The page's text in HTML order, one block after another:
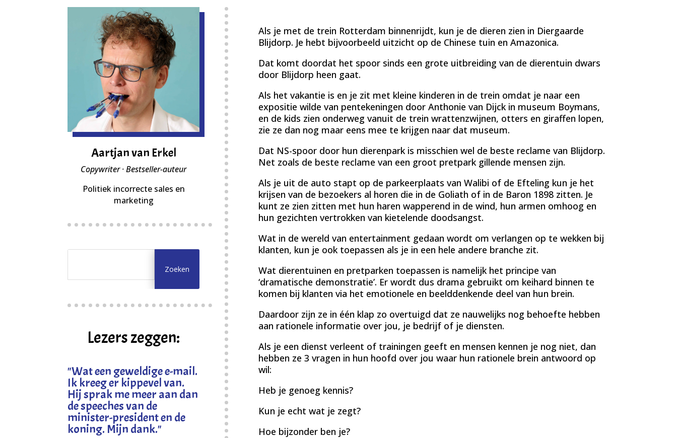
Aartjan van Erkel
Copywriter · Bestseller-auteur
Politiek incorrecte sales en
marketing
Lezers zeggen:
"Wat een geweldige e-mail.
Ik kreeg er kippevel van.
Hij sprak me meer aan dan
de speeches van de
minister-president en de
koning. Mijn dank."
Als je met de trein Rotterdam binnenrijdt, kun je de dieren zien in Diergaarde
Blijdorp. Je hebt bijvoorbeeld uitzicht op de Chinese tuin en Amazonica.
Dat komt doordat het spoor sinds een grote uitbreiding van de dierentuin dwars
door Blijdorp heen gaat.
Als het vakantie is en je zit met kleine kinderen in de trein omdat je naar een
expositie wilde van pentekeningen door Anthonie van Dijck in museum Boymans,
en de kids zien onderweg vanuit de trein wrattenzwijnen, otters en giraffen lopen,
zie ze dan nog maar eens mee te krijgen naar dat museum.
Dat NS-spoor door hun dierenpark is misschien wel de beste reclame van Blijdorp.
Net zoals de beste reclame van een groot pretpark gillende mensen zijn.
Als je uit de auto stapt op de parkeerplaats van Walibi of de Efteling kun je het
krijsen van de bezoekers al horen die in de Goliath of in de Baron 1898 zitten. Je
kunt ze zien zitten met hun haren wapperend in de wind, hun armen omhoog en
hun gezichten vertrokken van kietelende doodsangst.
Wat in de wereld van entertainment gedaan wordt om verlangen op te wekken bij
klanten, kun je ook toepassen als je in een hele andere branche zit.
Wat dierentuinen en pretparken toepassen is namelijk het principe van
‘dramatische demonstratie’. Er wordt dus drama gebruikt om keihard binnen te
komen bij klanten via het emotionele en beelddenkende deel van hun brein.
Daardoor zijn ze in één klap zo overtuigd dat ze nauwelijks nog behoefte hebben
aan rationele informatie over jou, je bedrijf of je diensten.
Als je een dienst verleent of trainingen geeft en mensen kennen je nog niet, dan
hebben ze 3 vragen in hun hoofd over jou waar hun rationele brein antwoord op
wil:
Heb je genoeg kennis?
Kun je echt wat je zegt?
Hoe bijzonder ben je?